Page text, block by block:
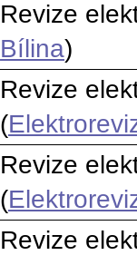
Revize
Bílina)
Revize
(
Revize
(
Revize